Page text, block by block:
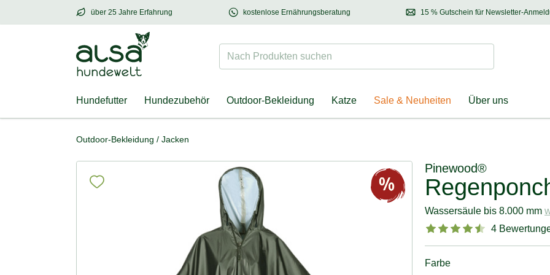
über 25 Jahre Erfahrung
über25 Jahre Erfahrung – mit Herz für Hund & Halter 15 % Gutschein für Newsletter-
Entdecken Sie
kostenlose Ernährungsberatung
Kontaktieren Sie unsere
Ernährungsberatung:
Nach Produkten suchen Suchen
Hundefutter Hundezubehör Outdoor-Bekleidung Katze Sale & Neuheiten Über uns
Outdoor-Bekleidung / Jacken
Pinewood®
Wassersäule bis 8.000 mm
4
Farbe